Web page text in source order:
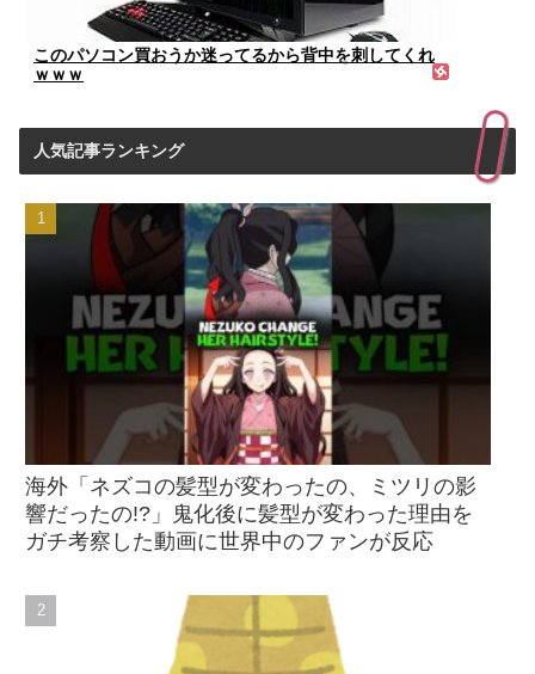
このパソコン買おうか迷ってるから背中を刺してくれ
ｗｗｗ
人気記事ランキング
海外「ネズコの髪型が変わったの、ミツリの影
響だったの!?」鬼化後に髪型が変わった理由を
ガチ考察した動画に世界中のファンが反応